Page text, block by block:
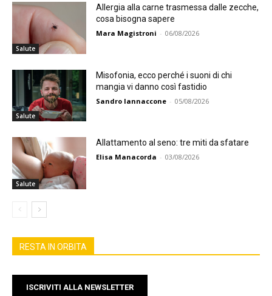
Salute
Allergia alla carne trasmessa dalle zecche,
cosa bisogna sapere
Mara Magistroni - 06/08/2026
Salute
Misofonia, ecco perché i suoni di chi
mangia vi danno così fastidio
Sandro Iannaccone - 05/08/2026
Salute
Allattamento al seno: tre miti da sfatare
Elisa Manacorda - 03/08/2026
RESTA IN ORBITA
ISCRIVITI ALLA NEWSLETTER